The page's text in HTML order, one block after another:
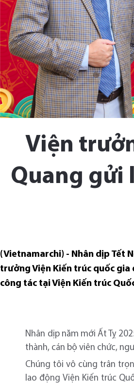
Viện
Quang gửi
(Vietnamarchi) - Nhân dịp Tết
trưởng Viện Kiến trúc quốc
công tác tại Viện Kiến trúc
Nhân dịp năm mới Ất Tỵ
thành, cán bộ viên chức,
Chúng tôi vô cùng trân
lao động Viện Kiến trúc